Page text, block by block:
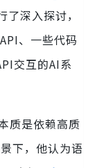
深入探讨，
、一些代码
交互的AI系
质是依赖高质
下，他认为语